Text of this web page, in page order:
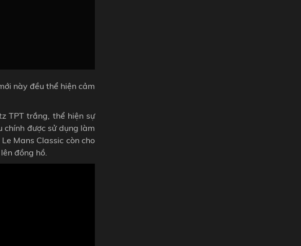
này đều thể hiện cảm
TPT trắng, thể hiện sự
được sử dụng làm
Mans Classic còn cho
đồng hồ.